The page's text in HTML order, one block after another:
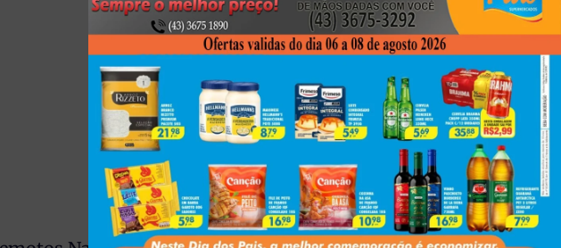
Carro E Caminhão Batem Na PR-
463, Em Colorado, E Motorista
Next